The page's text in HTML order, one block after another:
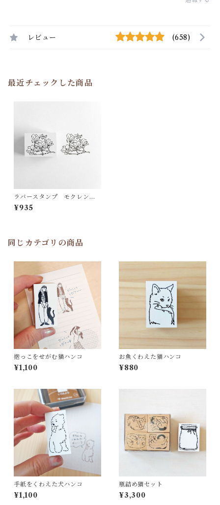
レビュー (658)
最近チェックした商品
ラバースタンプ モクレン R
S13
¥935
同じカテゴリの商品
抱っこをせがむ猫ハンコ
¥1,100
お魚くわえた猫ハンコ
¥880
手紙をくわえた犬ハンコ
¥1,100
瓶詰め猫セット
¥3,300